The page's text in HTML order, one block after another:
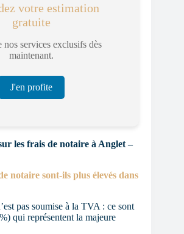
votre estimation
gratuite
nos services exclusifs dès
maintenant.
J'en profite
les frais de notaire à Anglet –
notaire sont-ils plus élevés dans
pas soumise à la TVA : ce sont
qui représentent la majeure